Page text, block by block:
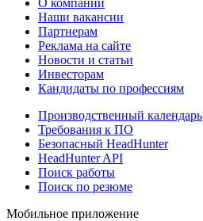
Наши вакансии
Партнерам
Реклама на сайте
Новости и статьи
Инвесторам
Кандидаты по профессиям
Производственный календарь
Требования к ПО
Безопасный HeadHunter
HeadHunter API
Поиск работы
Поиск по резюме
Мобильное приложение